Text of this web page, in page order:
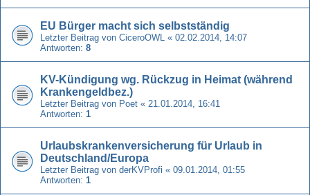
EU Bürger macht sich selbstständig
Letzter Beitrag von CiceroOWL « 02.02.2014, 14:07
Antworten: 8
KV-Kündigung wg. Rückzug in Heimat (während
Krankengeldbez.)
Letzter Beitrag von Poet « 21.01.2014, 16:41
Antworten: 1
Urlaubskrankenversicherung für Urlaub in
Deutschland/Europa
Letzter Beitrag von derKVProfi « 09.01.2014, 01:55
Antworten: 1